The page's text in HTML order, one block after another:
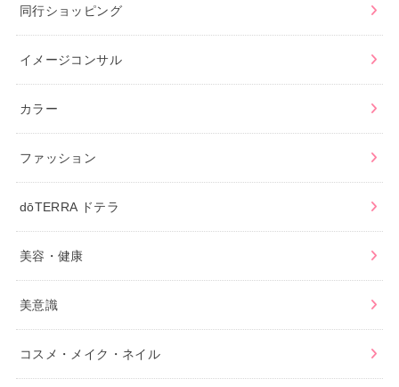
同行ショッピング
イメージコンサル
カラー
ファッション
dōTERRA ドテラ
美容・健康
美意識
コスメ・メイク・ネイル